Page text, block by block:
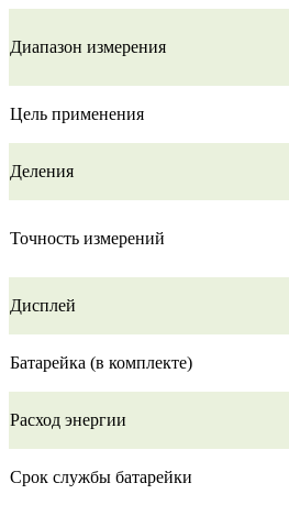
Диапазон измерения
Цель применения
Деления
Точность измерений
Дисплей
Батарейка (в комплекте)
Расход энергии
Срок службы батарейки